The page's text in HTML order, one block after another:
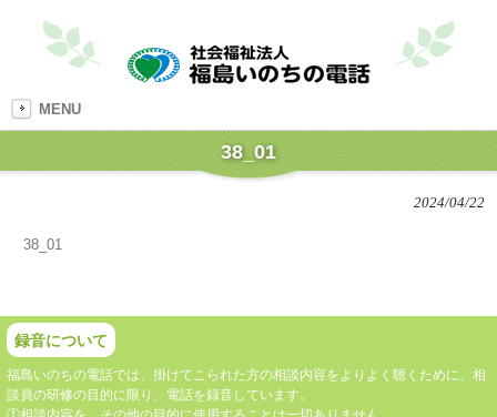
MENU
38_01
2024/04/22
38_01
録音について
福島いのちの電話では、掛けてこられた方の相談内容をよりよく聴くために、相
談員の研修の目的に限り、電話を録音しています。